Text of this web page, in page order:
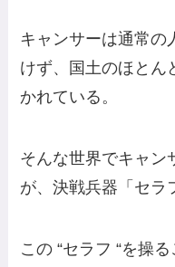
キャンサーは通常の
けず、国土のほとん
かれている。
そんな世界でキャン
が、決戦兵器「セラ
この “セラフ “を操